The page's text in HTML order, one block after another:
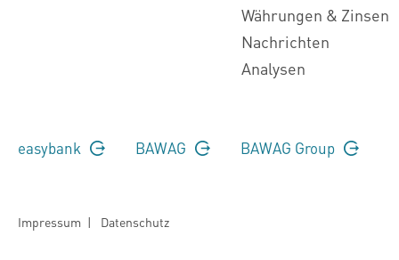
Währungen & Zinsen
Nachrichten
Analysen
easybank BAWAG BAWAG Group
Impressum | Datenschutz